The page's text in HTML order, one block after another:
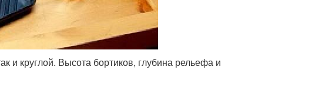
и круглой. Высота бортиков, глубина рельефа и